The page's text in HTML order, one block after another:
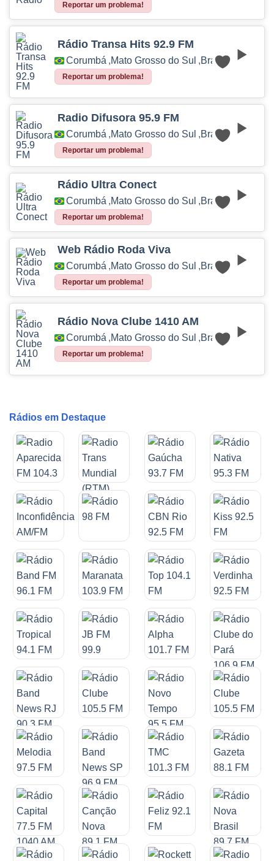
Reportar um problema!
Rádio Transa Hits 92.9 FM
Corumbá ,Mato Grosso do Sul ,Brasil
Reportar um problema!
Radio Difusora 95.9 FM
Corumbá ,Mato Grosso do Sul ,Brasil
Reportar um problema!
Rádio Ultra Conect
Corumbá ,Mato Grosso do Sul ,Brasil
Reportar um problema!
Web Rádio Roda Viva
Corumbá ,Mato Grosso do Sul ,Brasil
Reportar um problema!
Rádio Nova Clube 1410 AM
Corumbá ,Mato Grosso do Sul ,Brasil
Reportar um problema!
Rádios em Destaque